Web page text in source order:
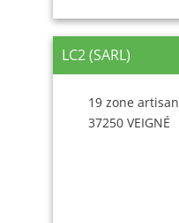
LC2 (SARL)
19 zone
37250 VEIGNÉ